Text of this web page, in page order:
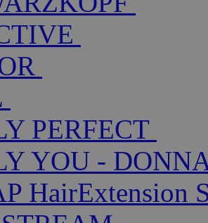
PERFECT
YOU -
HairExtension